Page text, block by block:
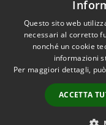
RSS
Accessibility
Questo sito web
necessari al corretto
nonché un cookie
informazioni
Per maggiori dettagli,
ACCETTA